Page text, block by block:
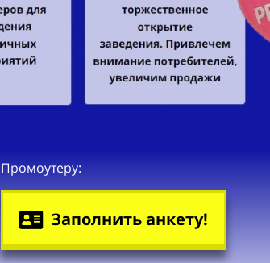
Промоутеру:
Заполнить анкету!